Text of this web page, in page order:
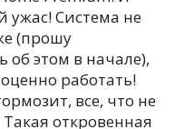
ужас! Система не
(прошу
этом в начале),
работать!
все, что не
откровенная